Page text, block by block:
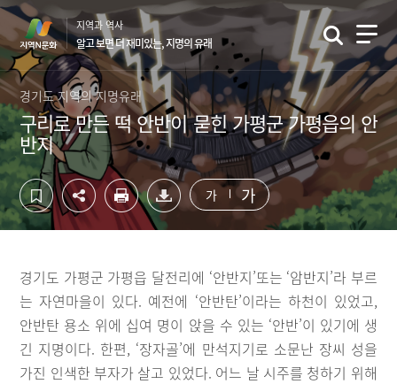
컨
텐
츠
영
역
바
로
가
기
하
단
영
역
바
로
가
기
지역과 역사
알고 보면 더 재미있는, 지명의 유래
경기도 지역의 지명유래
구리로 만든 떡 안반이 묻힌 가평군 가평읍의 안
반지
가 가
경기도 가평군 가평읍 달전리에 ‘안반지’또는 ‘암반지’라 부르
는 자연마을이 있다. 예전에 ‘안반탄’이라는 하천이 있었고,
안반탄 용소 위에 십여 명이 앉을 수 있는 ‘안반’이 있기에 생
긴 지명이다. 한편, ‘장자골’에 만석지기로 소문난 장씨 성을
가진 인색한 부자가 살고 있었다. 어느 날 시주를 청하기 위해